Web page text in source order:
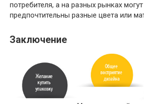
потребителя, а на разных рынках
предпочтительны разные цвета или
Заключение